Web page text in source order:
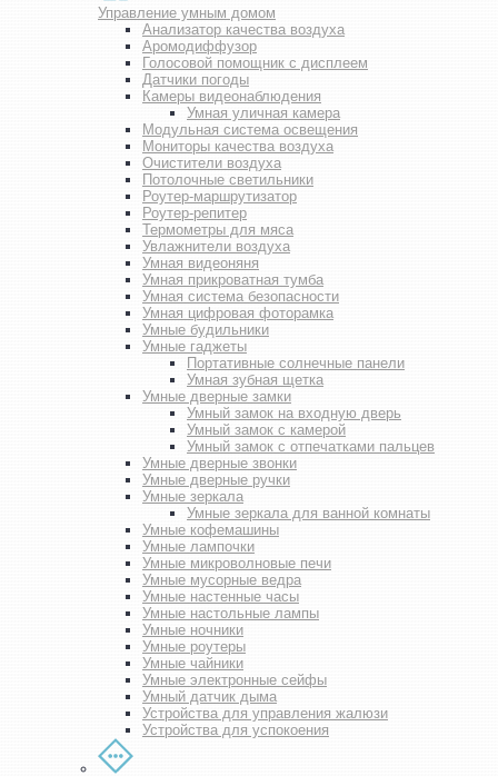
Управление умным домом
Анализатор качества воздуха
Аромодиффузор
Голосовой помощник с дисплеем
Датчики погоды
Камеры видеонаблюдения
Умная уличная камера
Модульная система освещения
Мониторы качества воздуха
Очистители воздуха
Потолочные светильники
Роутер-маршрутизатор
Роутер-репитер
Термометры для мяса
Увлажнители воздуха
Умная видеоняня
Умная прикроватная тумба
Умная система безопасности
Умная цифровая фоторамка
Умные будильники
Умные гаджеты
Портативные солнечные панели
Умная зубная щетка
Умные дверные замки
Умный замок на входную дверь
Умный замок с камерой
Умный замок с отпечатками пальцев
Умные дверные звонки
Умные дверные ручки
Умные зеркала
Умные зеркала для ванной комнаты
Умные кофемашины
Умные лампочки
Умные микроволновые печи
Умные мусорные ведра
Умные настенные часы
Умные настольные лампы
Умные ночники
Умные роутеры
Умные чайники
Умные электронные сейфы
Умный датчик дыма
Устройства для управления жалюзи
Устройства для успокоения